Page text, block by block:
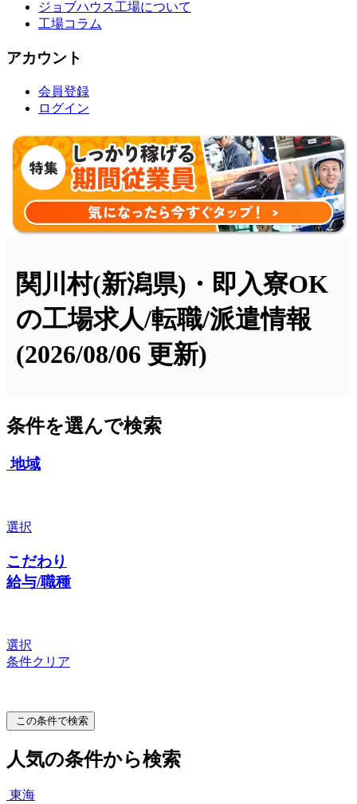
ジョブハウス工場について
工場コラム
アカウント
会員登録
ログイン
関川村(新潟県)・即入寮OK
の工場求人/転職/派遣情報
(2026/08/06 更新)
条件を選んで検索
地域
選択
こだわり
給与/職種
選択
条件クリア
この条件で検索
人気の条件から検索
東海